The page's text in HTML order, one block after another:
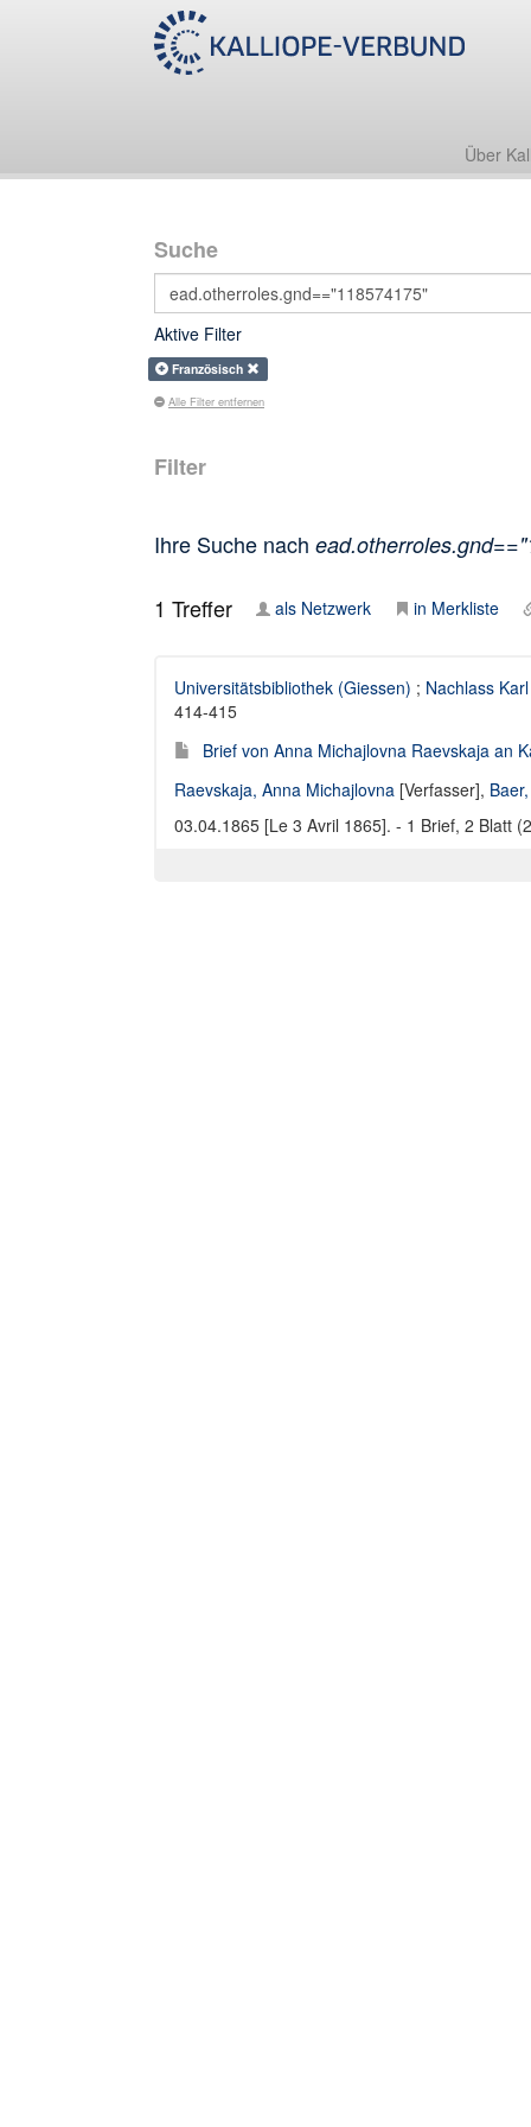
Über
Suche
Aktive Filter
Französisch
Alle Filter entfernen
Filter
Ihre Suche nach
1 Treffer als Netzwerk in Merkliste
Universitätsbibliothek (Giessen) ; Nachlass
414-415
Brief von Anna Michajlovna Raevskaja an
Raevskaja, Anna Michajlovna [Verfasser],
03.04.1865 [Le 3 Avril 1865]. - 1 Brief, 2 Blatt